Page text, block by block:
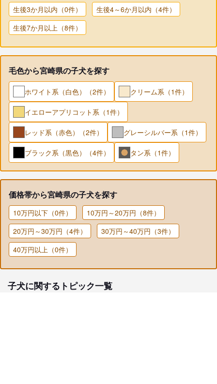
生後3か月以内（0件）
生後4～6か月以内（4件）
生後7か月以上（8件）
毛色から宮崎県の子犬を探す
ホワイト系（白色）（2件） クリーム系（1件）
イエローアプリコット系（1件）
レッド系（赤色）（2件） グレーシルバー系（1件）
ブラック系（黒色）（4件） タン系（1件）
価格帯から宮崎県の子犬を探す
10万円以下（0件）
10万円～20万円（8件）
20万円～30万円（4件）
30万円～40万円（3件）
40万円以上（0件）
子犬に関するトピック一覧